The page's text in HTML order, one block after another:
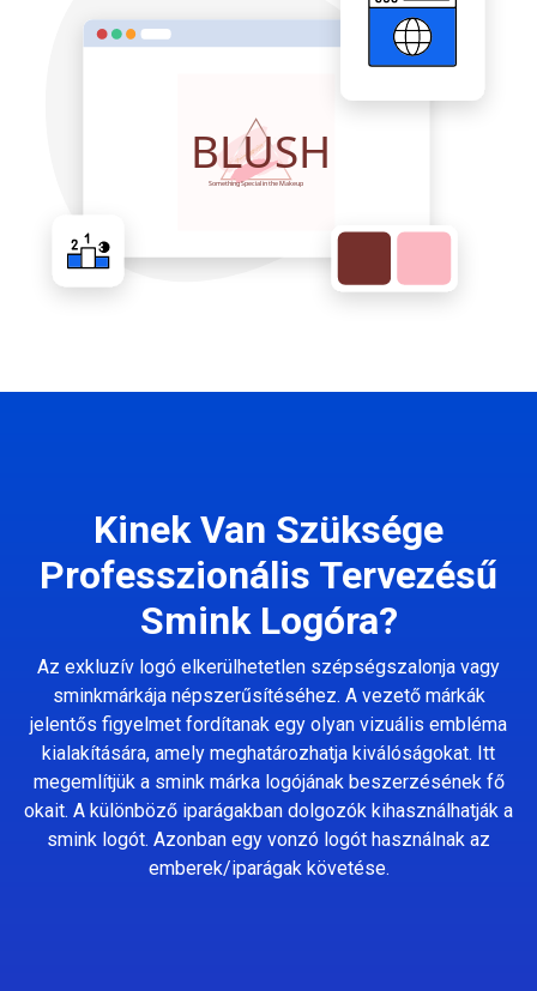
Kinek Van Szüksége
Professzionális Tervezésű
Smink Logóra?
Az exkluzív logó elkerülhetetlen szépségszalonja vagy
sminkmárkája népszerűsítéséhez. A vezető márkák
jelentős figyelmet fordítanak egy olyan vizuális embléma
kialakítására, amely meghatározhatja kiválóságokat. Itt
megemlítjük a smink márka logójának beszerzésének fő
okait. A különböző iparágakban dolgozók kihasználhatják a
smink logót. Azonban egy vonzó logót használnak az
emberek/iparágak követése.